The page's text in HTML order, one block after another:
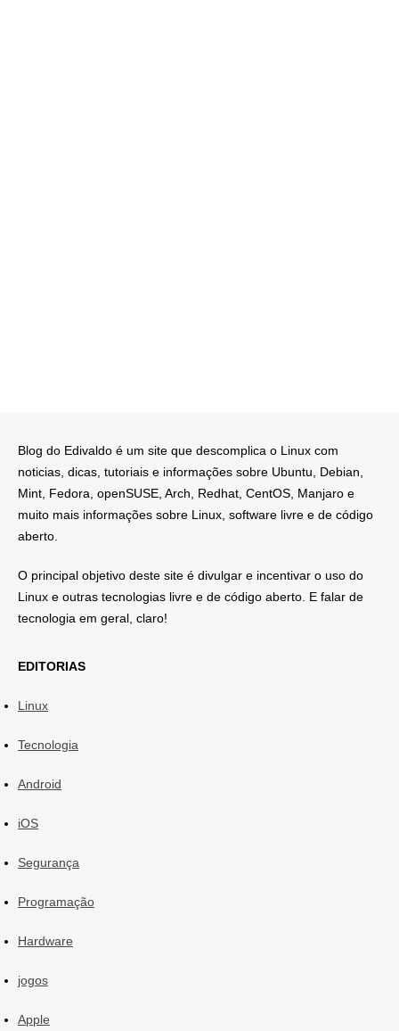
Blog do Edivaldo é um site que descomplica o Linux com
noticias, dicas, tutoriais e informações sobre Ubuntu, Debian,
Mint, Fedora, openSUSE, Arch, Redhat, CentOS, Manjaro e
muito mais informações sobre Linux, software livre e de código
aberto.
O principal objetivo deste site é divulgar e incentivar o uso do
Linux e outras tecnologias livre e de código aberto. E falar de
tecnologia em geral, claro!
EDITORIAS
Linux
Tecnologia
Android
iOS
Segurança
Programação
Hardware
jogos
Apple